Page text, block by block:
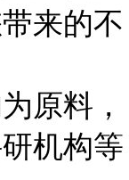
来的不
原料，
机构等